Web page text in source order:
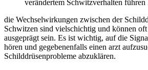
verändertem Schwitzverhalten ​führen
die Wechselwirkungen zwischen der
Schwitzen sind ‌vielschichtig und ​können
ausgeprägt sein. Es ⁤ist wichtig, auf ‌die
⁢hören und gegebenenfalls einen arzt
Schilddrüsenprobleme abzuklären.